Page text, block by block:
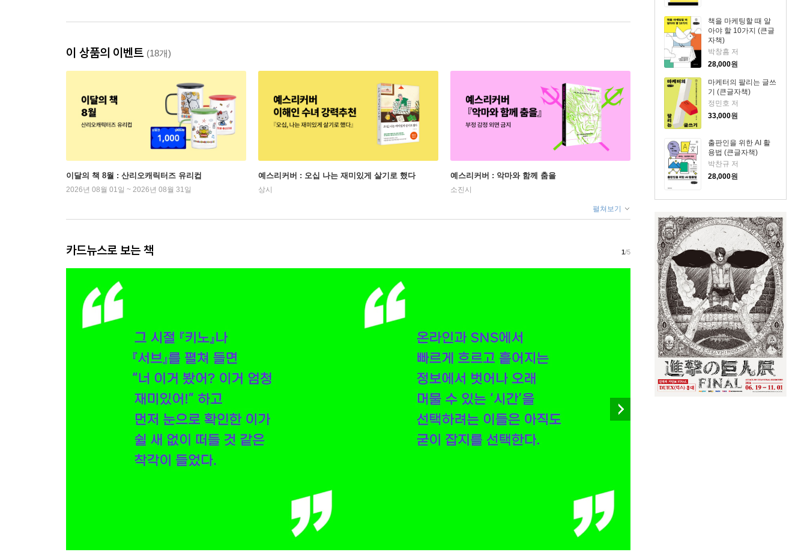
책을 마케팅할 때 알
아야 할 10가지 (큰글
자책)
박창흠 저
28,000원
마케터의 팔리는 글쓰
기 (큰글자책)
정민호 저
33,000원
출판인을 위한 AI 활
용법 (큰글자책)
박찬규 저
28,000원
이 상품의 이벤트 (18개)
이달의 책 8월 : 산리오캐릭터즈 유리컵
2026년 08월 01일 ~ 2026년 08월 31일
예스리커버 : 오십 나는 재미있게 살기로 했다
상시
예스리커버 : 악마와 함께 춤을
소진시
펼쳐보기
카드뉴스로 보는 책 1/5